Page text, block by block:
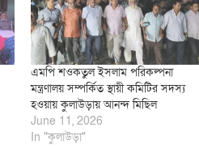
এমপি শওকতুল ইসলাম পরিকল্পনা
মন্ত্রণালয় সম্পর্কিত স্থায়ী কমিটির সদস্য
হওয়ায় কুলাউড়ায় আনন্দ মিছিল
June 11, 2026
In "কুলাউড়া"